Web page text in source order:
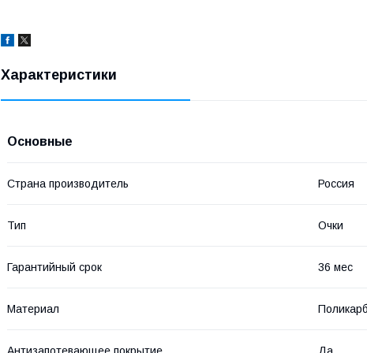
Характеристики
Основные
Страна производитель Россия
Тип Очки
Гарантийный срок 36 мес
Материал